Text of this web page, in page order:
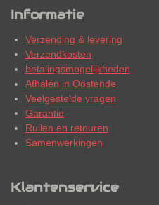
Informatie
Verzending & levering
Verzendkosten
betalingsmogelijkheden
Afhalen in Oostende
Veelgestelde vragen
Garantie
Ruilen en retouren
Samenwerkingen
Klantenservice